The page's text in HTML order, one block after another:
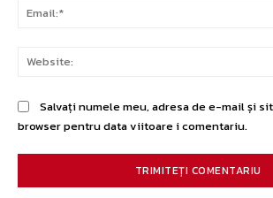
Salvați numele meu, adresa de e-mail și
browser pentru data viitoare i comentariu.